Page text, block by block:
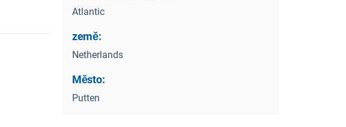
Atlantic
země:
Netherlands
Město:
Putten